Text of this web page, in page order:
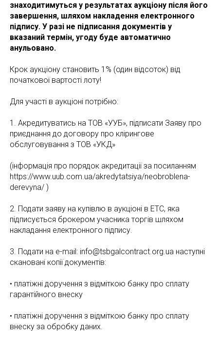
знаходитимуться у результатах аукціону після його
завершення, шляхом накладення електронного
підпису. У разі не підписання документів у
вказаний термін, угоду буде автоматично
анульовано.
Крок аукціону становить 1% (один відсоток) від
початкової вартості лоту!
Для участі в аукціоні потрібно:
1. Акредитуватись на ТОВ «УУБ», підписати Заяву про
приєднання до договору про клірингове
обслуговування з ТОВ «УКД»
(інформація про порядок акредитації за посиланням
https://www.uub.com.ua/akredytatsiya/neobroblena-
derevyna/ )
2. Подати заяву на купівлю в аукціоні в ЕТС, яка
підписується брокером учасника торгів шляхом
накладання електронного підпису.
3. Подати на e-mail: info@tsbgalcontract.org.ua наступні
скановані копії документів:
• платіжні доручення з відміткою банку про сплату
гарантійного внеску
• платіжні доручення з відміткою банку про сплату
внеску за обробку даних.